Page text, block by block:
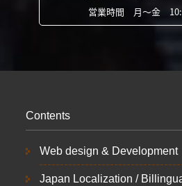
営業時間 月～金
Contents
Web design & Development
Japan Localization /